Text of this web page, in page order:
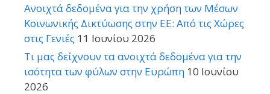
Ανοιχτά δεδομένα για την χρήση των Μέσων
Κοινωνικής Δικτύωσης στην ΕΕ: Από τις Χώρες
στις Γενιές 11 Ιουνίου 2026
Τι μας δείχνουν τα ανοιχτά δεδομένα για την
ισότητα των φύλων στην Ευρώπη 10 Ιουνίου
2026